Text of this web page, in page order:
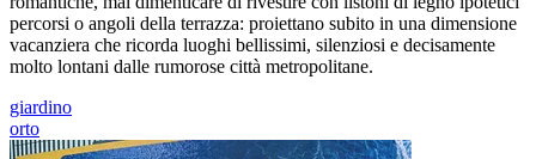
percorsi o angoli della terrazza: proiettano subito in una dimensione
vacanziera che ricorda luoghi bellissimi, silenziosi e decisamente
molto lontani dalle rumorose città metropolitane.
giardino
orto